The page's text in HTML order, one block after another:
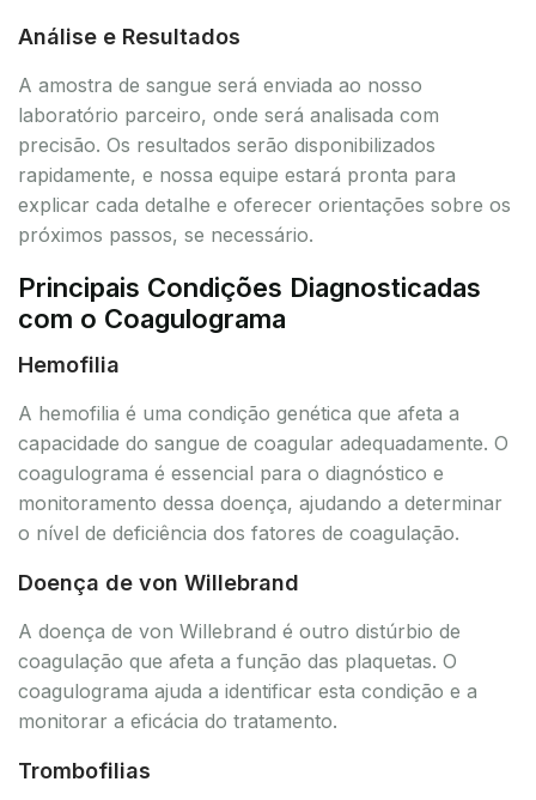
Análise e Resultados
A amostra de sangue será enviada ao nosso
laboratório parceiro, onde será analisada com
precisão. Os resultados serão disponibilizados
rapidamente, e nossa equipe estará pronta para
explicar cada detalhe e oferecer orientações sobre os
próximos passos, se necessário.
Principais Condições Diagnosticadas
com o Coagulograma
Hemofilia
A hemofilia é uma condição genética que afeta a
capacidade do sangue de coagular adequadamente. O
coagulograma é essencial para o diagnóstico e
monitoramento dessa doença, ajudando a determinar
o nível de deficiência dos fatores de coagulação.
Doença de von Willebrand
A doença de von Willebrand é outro distúrbio de
coagulação que afeta a função das plaquetas. O
coagulograma ajuda a identificar esta condição e a
monitorar a eficácia do tratamento.
Trombofilias